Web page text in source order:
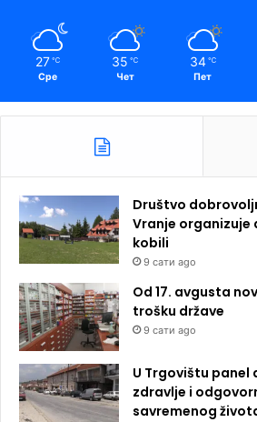
27 ℃
Сре
35 ℃
Чет
34 ℃
Пет
Društvo
Vranje organizuje
kobili
9 сати ago
Od 17. avgusta
trošku države
9 сати ago
U Trgovištu panel
zdravlje i
savremenog